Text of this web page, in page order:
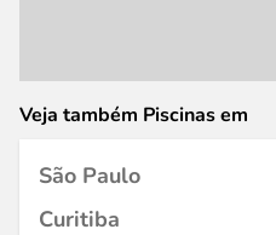
Veja também Piscinas em
São Paulo
Curitiba